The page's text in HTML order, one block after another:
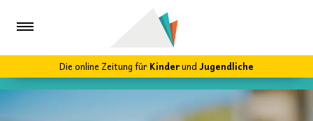
Die online Zeitung fürKinderundJugendliche